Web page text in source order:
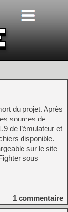
du projet. Après
sources de
de l’émulateur et
disponible.
sur le site
sous
1 commentaire